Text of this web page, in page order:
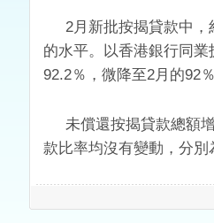
2月新批按揭貸款中，
的水平。以香港銀行同
92.2％，微降至2月的92％
未償還按揭貸款總額增
款比率均沒有變動，分別